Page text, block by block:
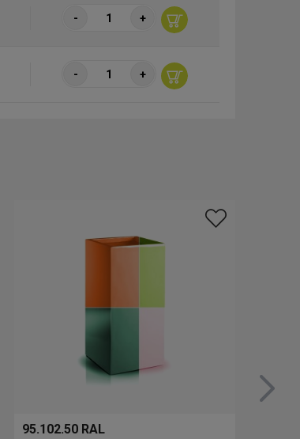
+
-
+
-
+
95.102.50 RAL